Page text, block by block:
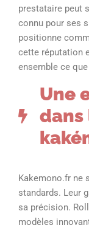
prestataire peut
connu pour ses
positionne
cette réputation
ensemble ce
Une
dans
Kakemono.fr ne
standards. Leur
sa précision.
modèles